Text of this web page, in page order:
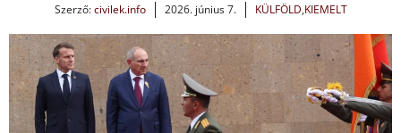
Szerző:civilek.info 2026. június 7. KÜLFÖLD,KIEMELT